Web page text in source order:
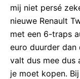
mij niet persé
nieuwe Renault
met een 6-traps
euro duurder dan
valt dus mee dus
je moet kopen.